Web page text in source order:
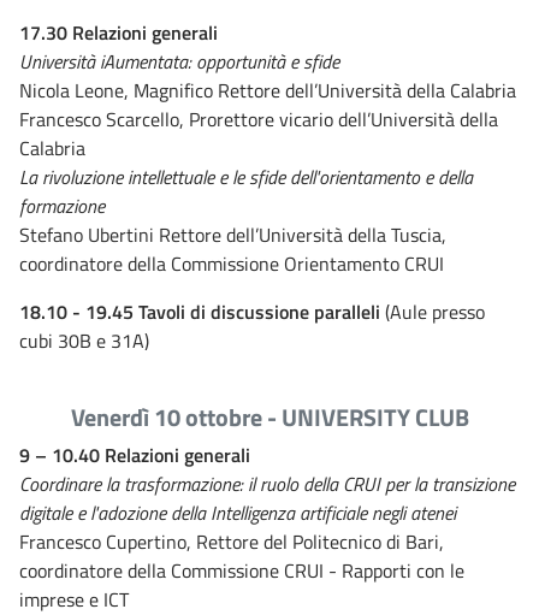
17.30 Relazioni generali
Università iAumentata: opportunità e sfide
Nicola Leone, Magnifico Rettore dell’Università della Calabria
Francesco Scarcello, Prorettore vicario dell’Università della
Calabria
La rivoluzione intellettuale e le sfide dell'orientamento e della
formazione
Stefano Ubertini Rettore dell’Università della Tuscia,
coordinatore della Commissione Orientamento CRUI
18.10 - 19.45 Tavoli di discussione paralleli (Aule presso
cubi 30B e 31A)
Venerdì 10 ottobre - UNIVERSITY CLUB
9 – 10.40 Relazioni generali
Coordinare la trasformazione: il ruolo della CRUI per la transizione
digitale e l'adozione della Intelligenza artificiale negli atenei
Francesco Cupertino, Rettore del Politecnico di Bari,
coordinatore della Commissione CRUI - Rapporti con le
imprese e ICT